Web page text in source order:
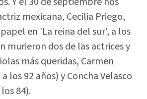
mexicana, Cecilia Priego,
en 'La reina del sur', a los
murieron dos de las actrices y
más queridas, Carmen
los 92 años) y Concha Velasco
84).